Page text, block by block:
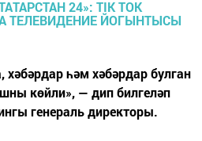
һәм хәбәрдар булган
көйли», — дип билгеләп
генераль директоры.